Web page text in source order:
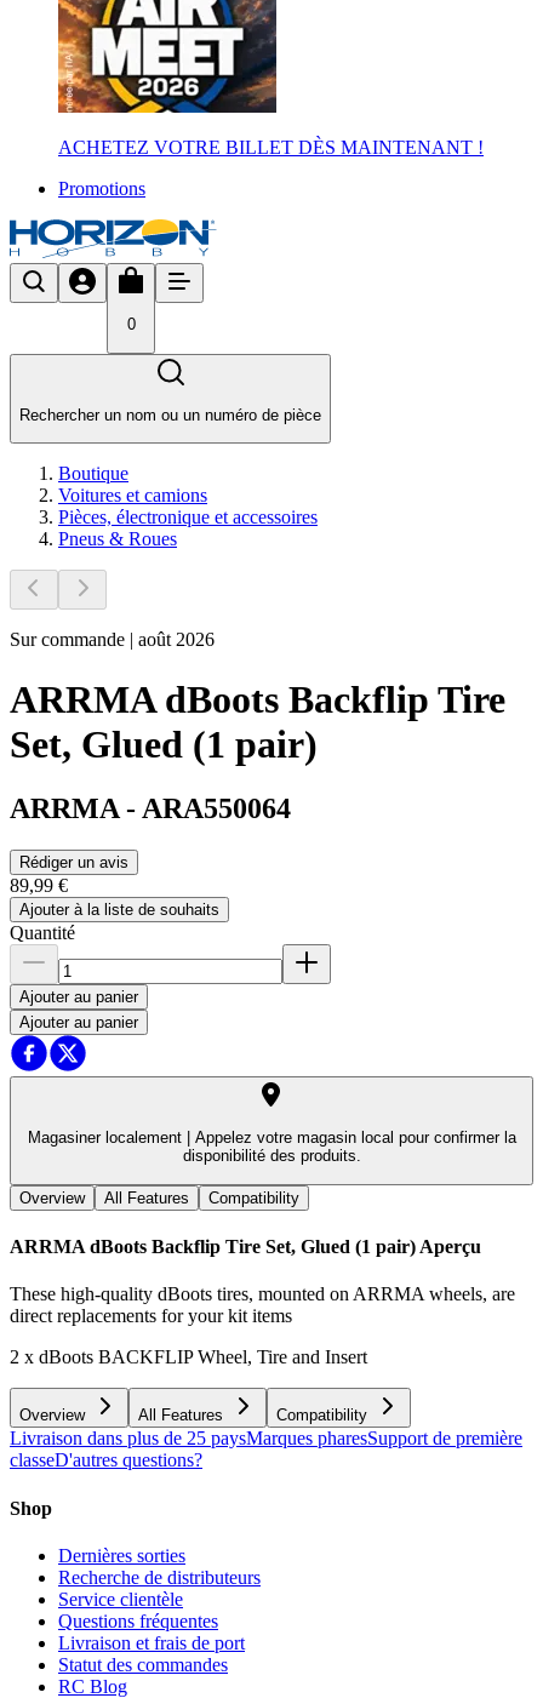
ACHETEZ VOTRE BILLET DÈS MAINTENANT !
Promotions
0
Rechercher un nom ou un numéro de pièce
Boutique
Voitures et camions
Pièces, électronique et accessoires
Pneus & Roues
Sur commande | août 2026
ARRMA dBoots Backflip Tire
Set, Glued (1 pair)
ARRMA - ARA550064
Rédiger un avis
89,99 €
Ajouter à la liste de souhaits
Quantité
Ajouter au panier
Ajouter au panier
Magasiner localement |
Appelez votre magasin local pour confirmer la
disponibilité des produits.
Overview All Features Compatibility
ARRMA dBoots Backflip Tire Set, Glued (1 pair) Aperçu
These high-quality dBoots tires, mounted on ARRMA wheels, are
direct replacements for your kit items
2 x dBoots BACKFLIP Wheel, Tire and Insert
Overview All Features Compatibility
Livraison dans plus de 25 paysMarques pharesSupport de première
classeD'autres questions?
Shop
Dernières sorties
Recherche de distributeurs
Service clientèle
Questions fréquentes
Livraison et frais de port
Statut des commandes
RC Blog